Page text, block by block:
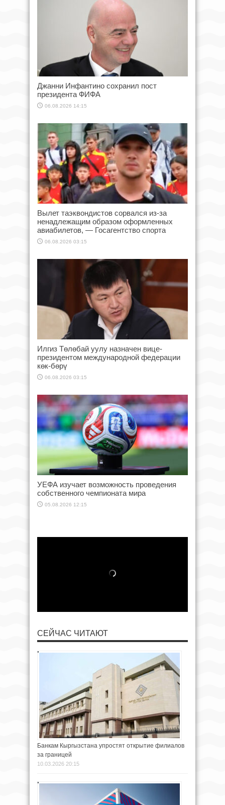
Джанни Инфантино сохранил пост
президента ФИФА
06.08.2026 14:15
Вылет таэквондистов сорвался из-за
ненадлежащим образом оформленных
авиабилетов, — Госагентство спорта
06.08.2026 03:15
Илгиз Төлөбай уулу назначен вице-
президентом международной федерации
көк-бөрү
06.08.2026 03:15
УЕФА изучает возможность проведения
собственного чемпионата мира
05.08.2026 12:15
СЕЙЧАС ЧИТАЮТ
Банкам Кыргызстана упростят открытие филиалов
за границей
10.03.2026 20:15